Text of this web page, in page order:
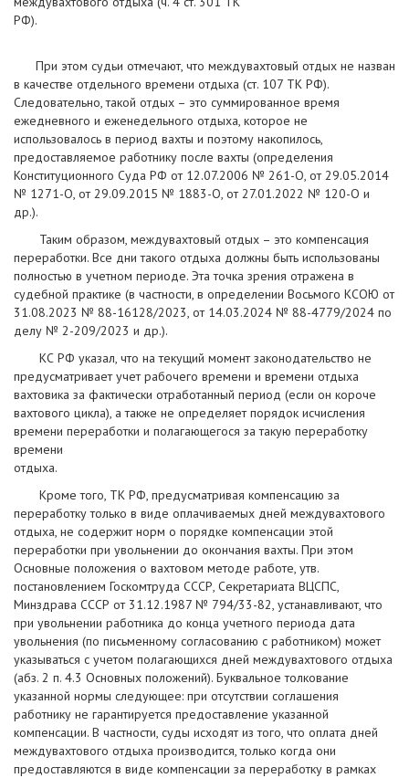
При этом судьи отмечают, что междувахтовый отдых не назван
в качестве отдельного времени отдыха (ст. 107 ТК РФ).
Следовательно, такой отдых – это суммированное время
ежедневного и еженедельного отдыха, которое не
использовалось в период вахты и поэтому накопилось,
предоставляемое работнику после вахты (определения
Конституционного Суда РФ от 12.07.2006 № 261-О, от 29.05.2014
№ 1271-О, от 29.09.2015 № 1883-О, от 27.01.2022 № 120-О и
др.).
Таким образом, междувахтовый отдых – это компенсация
переработки. Все дни такого отдыха должны быть использованы
полностью в учетном периоде. Эта точка зрения отражена в
судебной практике (в частности, в определении Восьмого КСОЮ от
31.08.2023 № 88-16128/2023, от 14.03.2024 № 88-4779/2024 по
делу № 2-209/2023 и др.).
КС РФ указал, что на текущий момент законодательство не
предусматривает учет рабочего времени и времени отдыха
вахтовика за фактически отработанный период (если он короче
вахтового цикла), а также не определяет порядок исчисления
времени переработки и полагающегося за такую переработку
времени
отдыха.
Кроме того, ТК РФ, предусматривая компенсацию за
переработку только в виде оплачиваемых дней междувахтового
отдыха, не содержит норм о порядке компенсации этой
переработки при увольнении до окончания вахты. При этом
Основные положения о вахтовом методе работе, утв.
постановлением Госкомтруда СССР, Секретариата ВЦСПС,
Минздрава СССР от 31.12.1987 № 794/33-82, устанавливают, что
при увольнении работника до конца учетного периода дата
увольнения (по письменному согласованию с работником) может
указываться с учетом полагающихся дней междувахтового отдыха
(абз. 2 п. 4.3 Основных положений). Буквальное толкование
указанной нормы следующее: при отсутствии соглашения
работнику не гарантируется предоставление указанной
компенсации. В частности, суды исходят из того, что оплата дней
междувахтового отдыха производится, только когда они
предоставляются в виде компенсации за переработку в рамках